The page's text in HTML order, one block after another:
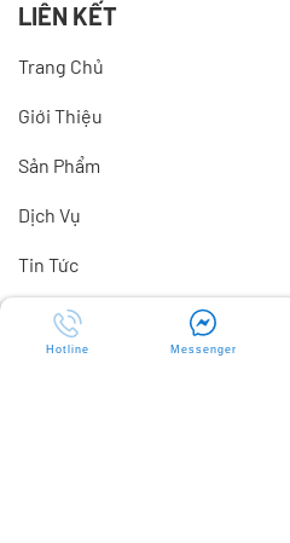
LIÊN KẾT
Trang Chủ
Giới Thiệu
Sản Phẩm
Dịch Vụ
Tin Tức
Tuyển Dụng
Hotline Messenger